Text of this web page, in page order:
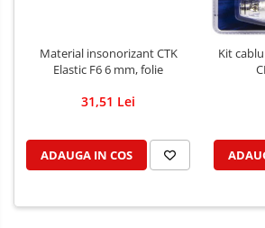
Material insonorizant CTK
Elastic F6 6 mm, folie
31,51 Lei
ADAUGA IN COS
Kit